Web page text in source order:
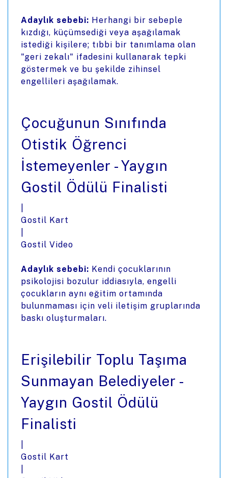
Adaylık sebebi: Herhangi bir sebeple
kızdığı, küçümsediği veya aşağılamak
istediği kişilere; tıbbi bir tanımlama olan
"geri zekalı" ifadesini kullanarak tepki
göstermek ve bu şekilde zihinsel
engellileri aşağılamak.
Çocuğunun Sınıfında
Otistik Öğrenci
İstemeyenler - Yaygın
Gostil Ödülü Finalisti
Gostil Kart
Gostil Video
Adaylık sebebi: Kendi çocuklarının
psikolojisi bozulur iddiasıyla, engelli
çocukların aynı eğitim ortamında
bulunmaması için veli iletişim gruplarında
baskı oluşturmaları.
Erişilebilir Toplu Taşıma
Sunmayan Belediyeler -
Yaygın Gostil Ödülü
Finalisti
Gostil Kart